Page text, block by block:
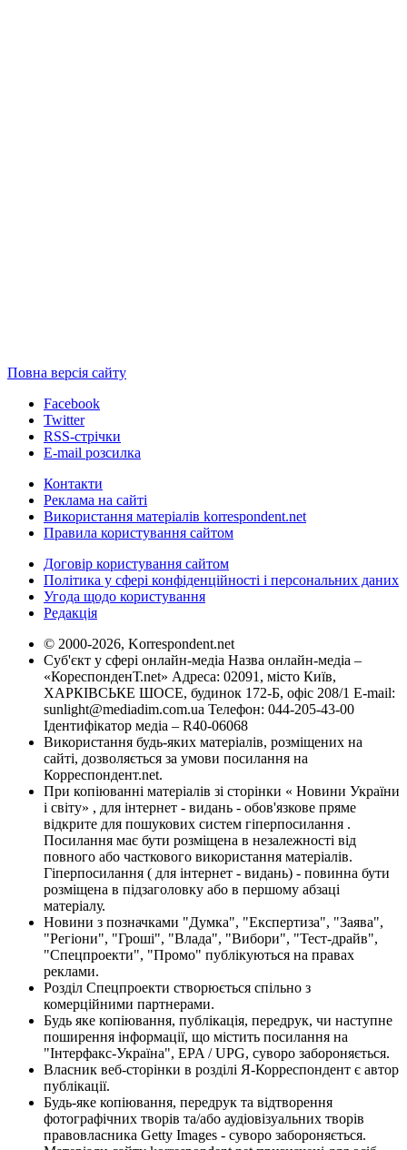
Повна версія сайту
Facebook
Twitter
RSS-стрічки
E-mail розсилка
Контакти
Реклама на сайті
Використання матеріалів korrespondent.net
Правила користування сайтом
Договір користування сайтом
Політика у сфері конфіденційності і персональних даних
Угода щодо користування
Редакція
© 2000-2026, Korrespondent.net
Суб'єкт у сфері онлайн-медіа Назва онлайн-медіа –
«КореспонденТ.net» Адреса: 02091, місто Київ,
ХАРКІВСЬКЕ ШОСЕ, будинок 172-Б, офіс 208/1 E-mail:
sunlight@mediadim.com.ua Телефон: 044-205-43-00
Ідентифікатор медіа – R40-06068
Використання будь-яких матеріалів, розміщених на
сайті, дозволяється за умови посилання на
Корреспондент.net.
При копіюванні матеріалів зі сторінки « Новини України
і світу» , для інтернет - видань - обов'язкове пряме
відкрите для пошукових систем гіперпосилання .
Посилання має бути розміщена в незалежності від
повного або часткового використання матеріалів.
Гіперпосилання ( для інтернет - видань) - повинна бути
розміщена в підзаголовку або в першому абзаці
матеріалу.
Новини з позначками "Думка", "Експертиза", "Заява",
"Регіони", "Гроші", "Влада", "Вибори", "Тест-драйв",
"Спецпроекти", "Промо" публікуються на правах
реклами.
Розділ Спецпроекти створюється спільно з
комерційними партнерами.
Будь яке копіювання, публікація, передрук, чи наступне
поширення інформації, що містить посилання на
"Інтерфакс-Україна", EPA / UPG, суворо забороняється.
Власник веб-сторінки в розділі Я-Корреспондент є автор
публікації.
Будь-яке копіювання, передрук та відтворення
фотографічних творів та/або аудіовізуальних творів
правовласника Getty Images - суворо забороняється.